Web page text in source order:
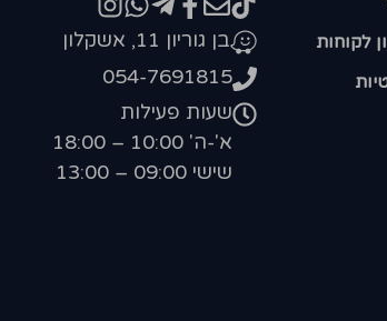
לקוחות
בן גוריון 11, אשקלון
054-7691815
שעות פעילות
א'-ה' 10:00 – 18:00
שישי 09:00 – 13:00